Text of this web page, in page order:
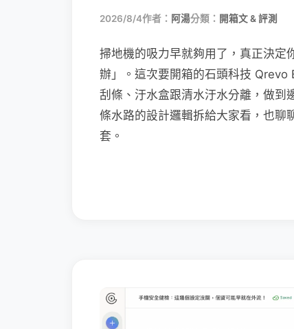
2026/8/4作者： 阿湯分類： 開箱文 & 評測
掃地機的吸力早就夠用了，真正決定
辦」。這次要開箱的石頭科技
刮條、汙水盒跟清水汙水分離，做到
條水路的設計邏輯拆給大家看，也聊
套。